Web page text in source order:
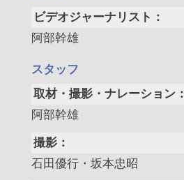
ビデオジャーナリスト：
阿部幹雄
スタッフ
取材・撮影・ナレーション：
阿部幹雄
撮影：
石田優行・坂本忠昭